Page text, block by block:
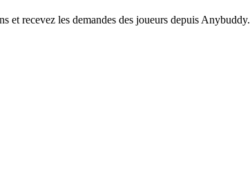
et recevez les demandes des joueurs depuis Anybuddy.